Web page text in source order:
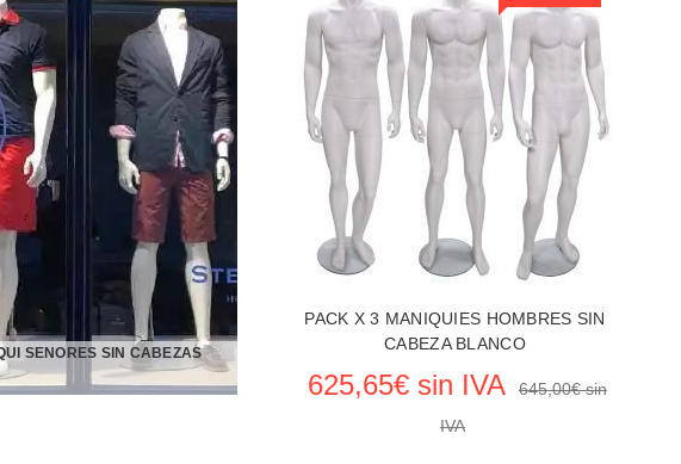
PRODUCTO MANIQUIES VER EL PRODUCTO MANIQUIES
SENORES SIN CABEZAS
PACK X 3 MANIQUIES HOMBRES SIN
CABEZA BLANCO
625,65€ sin IVA
645,00€ sin
IVA